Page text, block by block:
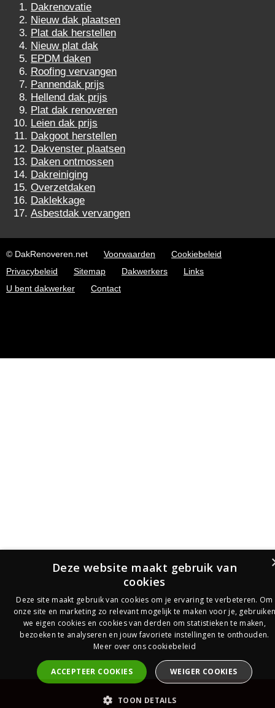
Dakrenovatie
Nieuw dak plaatsen
Plat dak herstellen
Nieuw plat dak
EPDM daken
Roofing vervangen
Pannendak prijs
Hellend dak prijs
Plat dak renoveren
Leien dak prijs
Dakgoot herstellen
Dakvenster plaatsen
Daken ontmossen
Dakreiniging
Overzetdaken
Daklekkage
Asbestdak vervangen
© DakRenoveren.net Voorwaarden
Cookiebeleid
Privacybeleid
Sitemap Dakwerkers
Links
U bent dakwerker
Contact
PrijsOfferte
Deze website maakt gebruik van
cookies
Deze site maakt gebruik van cookies om je ervaring te verbeteren. Om
onze site en marketing zo relevant mogelijk te maken voor je,
we eigen cookies en cookies van derden om statistieken te maken,
bezoeken te analyseren en jouw favoriete instellingen te onthouden.
Meer over ons cookiebeleid
ACCEPTEER COOKIES WEIGER COOKIES
TOON DETAILS